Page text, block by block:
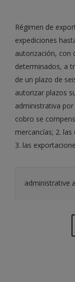
Régimen de
expediciones
autorización, con
determinados, a
de un plazo de
autorizar plazos
administrativa
cobro se
mercancías; 2.
3. las
administrative